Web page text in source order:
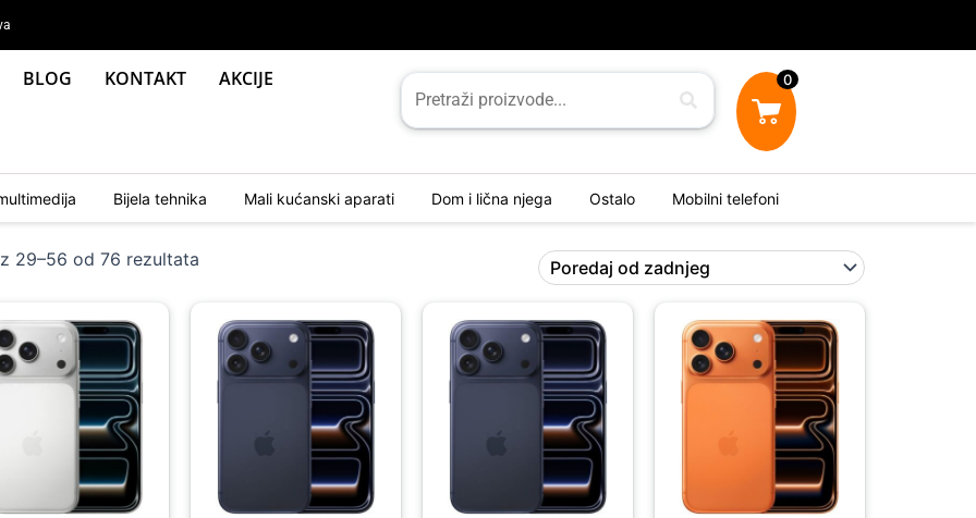
BLOG KONTAKT AKCIJE 0
Bijela tehnika Mali kućanski aparati Dom i lična njega Ostalo Mobilni telefoni
29–56 od 76 rezultataby